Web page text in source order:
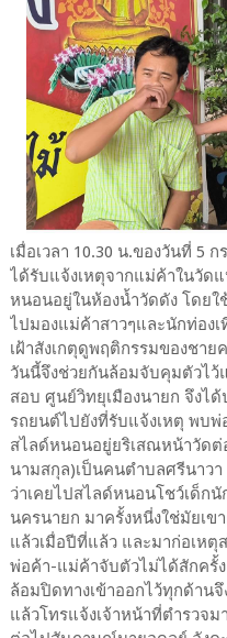
เมื่อเวลา 10.30 น.ของวันที่ 5
ได้รับแจ้งเหตุจากแม่ค้าในวัด
หนอนอยู่ในห้องน้ำวัดดัง โดย
ไปมองแม่ค้าสาวๆและนักท่อง
เฝ้าสังเกตุดูพฤติกรรมของชา
วันนี้จึงช่วยกันล้อมจับคุมตัวไว้
สอบ ศูนย์วิทยุเมืองนายก จึงไ
รถยนต์ไปยังที่รับแจ้งเหตุ พบ
สไลด์หนอนอยู่ยริเสณหน้าวัด
นามสกุล)เป็นคนตำบลศรีนาว
ว่าเคยไปสไลด์หนอนโชว์เด็กนั
นครนายก มาครั้งหนี่งใช่มัยเ
แล้วเมื่อปีที่แล้ว และมาก่อเห
พ่อค้า-แม่ค้าจับตัวไม่ได้สักครั้
ล้อมปิดทางเข้าออกไว้ทุกด้าน
แล้วโทรแจ้งเจ้าหน้าที่ตำรวจ